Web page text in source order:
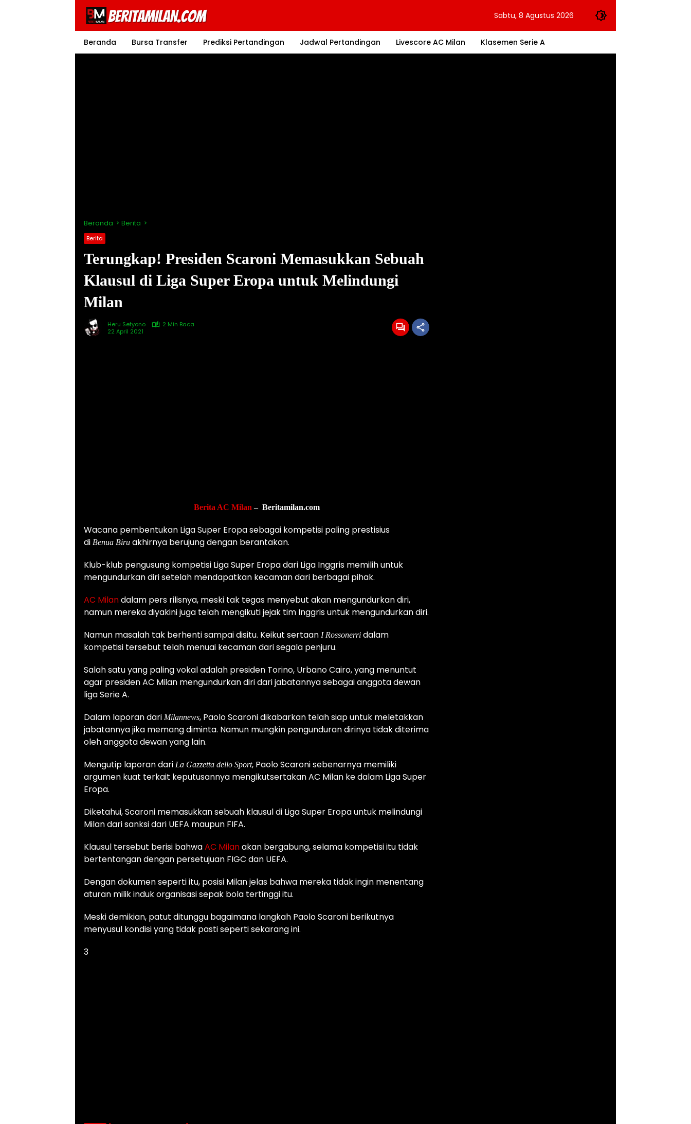
Sabtu, 8 Agustus 2026
Beranda Bursa Transfer Prediksi Pertandingan Jadwal Pertandingan Livescore AC Milan Klasemen Serie A
Beranda Berita
Berita
Terungkap! Presiden Scaroni Memasukkan Sebuah
Klausul di Liga Super Eropa untuk Melindungi
Milan
Heru Setyono
2 Min Baca
22 April 2021
Berita AC Milan – Beritamilan.com
Wacana pembentukan Liga Super Eropa sebagai kompetisi paling prestisius
di Benua Biru akhirnya berujung dengan berantakan.
Klub-klub pengusung kompetisi Liga Super Eropa dari Liga Inggris memilih untuk
mengundurkan diri setelah mendapatkan kecaman dari berbagai pihak.
AC Milandalam pers rilisnya, meski tak tegas menyebut akan mengundurkan diri,
namun mereka diyakini juga telah mengikuti jejak tim Inggris untuk mengundurkan diri.
Namun masalah tak berhenti sampai disitu. Keikut sertaan I Rossonerri dalam
kompetisi tersebut telah menuai kecaman dari segala penjuru.
Salah satu yang paling vokal adalah presiden Torino, Urbano Cairo, yang menuntut
agar presiden AC Milan mengundurkan diri dari jabatannya sebagai anggota dewan
liga Serie A.
Dalam laporan dari Milannews, Paolo Scaroni dikabarkan telah siap untuk meletakkan
jabatannya jika memang diminta. Namun mungkin pengunduran dirinya tidak diterima
oleh anggota dewan yang lain.
Mengutip laporan dari La Gazzetta dello Sport, Paolo Scaroni sebenarnya memiliki
argumen kuat terkait keputusannya mengikutsertakan AC Milan ke dalam Liga Super
Eropa.
Diketahui, Scaroni memasukkan sebuah klausul di Liga Super Eropa untuk melindungi
Milan dari sanksi dari UEFA maupun FIFA.
Klausul tersebut berisi bahwaAC Milanakan bergabung, selama kompetisi itu tidak
bertentangan dengan persetujuan FIGC dan UEFA.
Dengan dokumen seperti itu, posisi Milan jelas bahwa mereka tidak ingin menentang
aturan milik induk organisasi sepak bola tertinggi itu.
Meski demikian, patut ditunggu bagaimana langkah Paolo Scaroni berikutnya
menyusul kondisi yang tidak pasti seperti sekarang ini.
3